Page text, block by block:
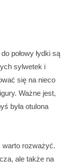
połowy łydki są
sylwetek i
się na nieco
Ważne jest,
była otulona
warto rozważyć.
ale także na